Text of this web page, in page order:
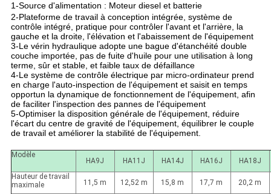
1-Source d'alimentation : Moteur diesel et batterie
2-Plateforme de travail à conception intégrée, système de
contrôle intégré, pratique pour contrôler l'avant et l'arrière, la
gauche et la droite, l'élévation et l'abaissement de l'équipement
3-Le vérin hydraulique adopte une bague d'étanchéité double
couche importée, pas de fuite d'huile pour une utilisation à long
terme, sûr et stable, et faible taux de défaillance
4-Le système de contrôle électrique par micro-ordinateur prend
en charge l'auto-inspection de l'équipement et saisit en temps
opportun la dynamique de fonctionnement de l'équipement, afin
de faciliter l'inspection des pannes de l'équipement
5-Optimiser la disposition générale de l'équipement, réduire
l'écart du centre de gravité de l'équipement, équilibrer le couple
de travail et améliorer la stabilité de l'équipement.
Modèle
HA9J HA11J HA14J HA16J
HA18J
Hauteur de travail
maximale
11,5 m 12,52 m 15,8 m 17,7 m 20,2 m